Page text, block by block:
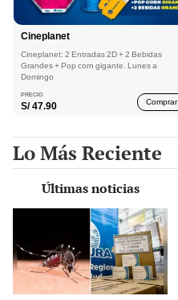
Cineplanet
Cineplanet: 2 Entradas 2D + 2 Bebidas
Grandes + Pop corn gigante. Lunes a
Domingo
PRECIO
S/47.90 Comprar
Lo Más Reciente
Últimas noticias